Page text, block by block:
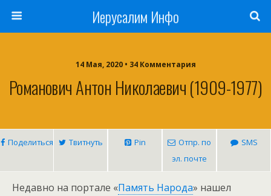
Иерусалим Инфо
14 Мая, 2020 • 34 Комментария
Романович Антон Николаевич (1909-1977)
Поделиться Твитнуть Pin
Отпр. по
эл. почте
SMS
Недавно на портале «Память Народа» нашел